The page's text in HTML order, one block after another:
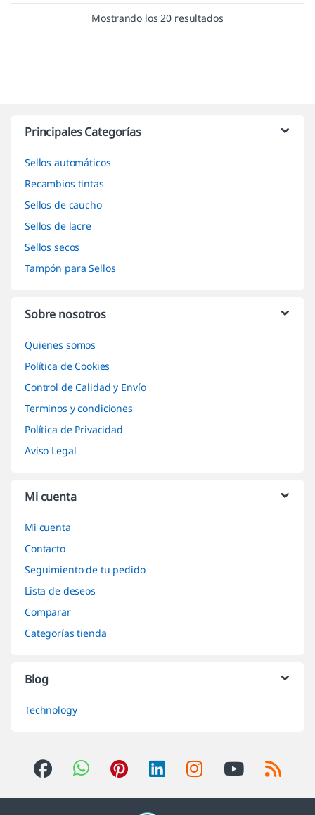
Mostrando los 20 resultados
Principales Categorías
Sellos automáticos
Recambios tintas
Sellos de caucho
Sellos de lacre
Sellos secos
Tampón para Sellos
Sobre nosotros
Quienes somos
Política de Cookies
Control de Calidad y Envío
Terminos y condiciones
Política de Privacidad
Aviso Legal
Mi cuenta
Mi cuenta
Contacto
Seguimiento de tu pedido
Lista de deseos
Comparar
Categorías tienda
Blog
Technology